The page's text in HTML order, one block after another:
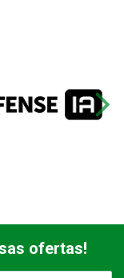
ofertas!